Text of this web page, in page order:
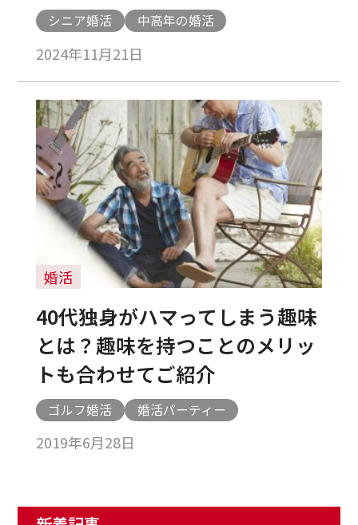
シニア婚活 中高年の婚活
2024年11月21日
婚活
40代独身がハマってしまう趣味
とは？趣味を持つことのメリッ
トも合わせてご紹介
ゴルフ婚活 婚活パーティー
2019年6月28日